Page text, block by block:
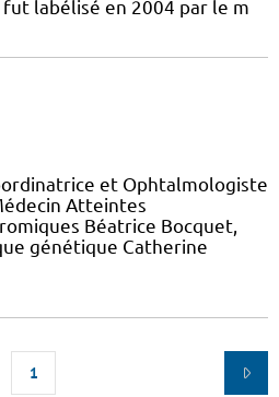
labélisé en 2004 par le m
et Ophtalmologiste
Atteintes
Béatrice Bocquet,
génétique Catherine
1